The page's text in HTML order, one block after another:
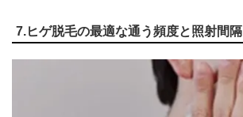
7.ヒゲ脱毛の最適な通う頻度と照射間隔